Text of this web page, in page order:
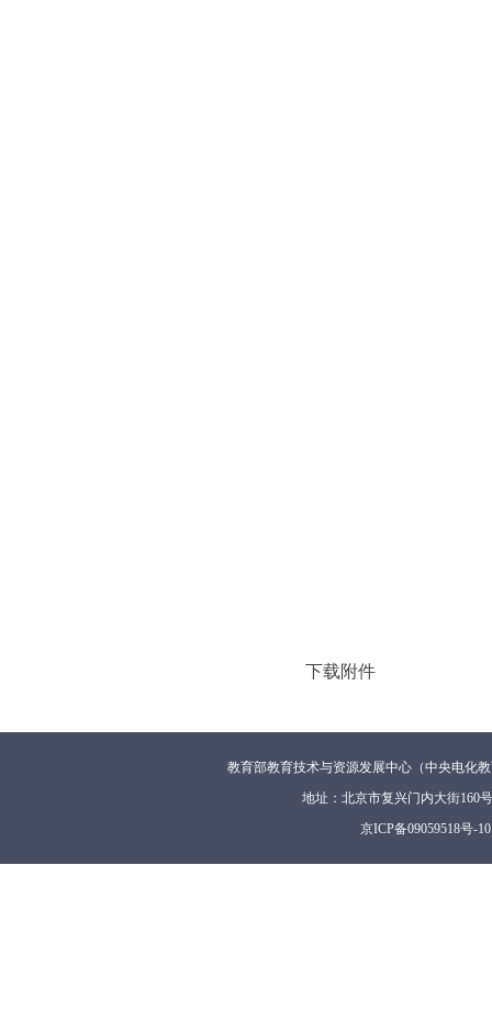
下载附件
教育部教育技术与资源发展中心（中央电化
地址：北京市复兴门内大街160号
京ICP备09059518号-10